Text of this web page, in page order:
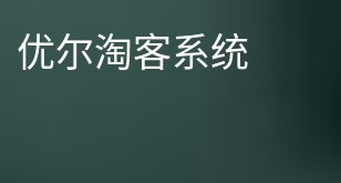
优尔淘客系统